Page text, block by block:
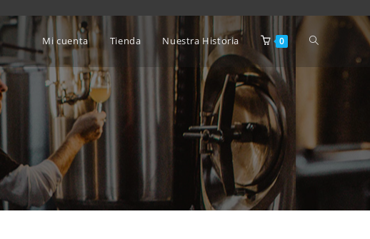
Mi cuenta Tienda Nuestra Historia 0